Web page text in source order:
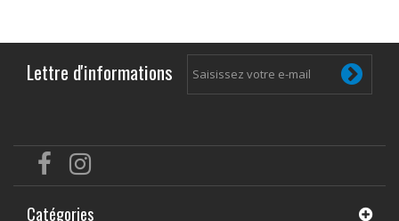
Lettre d'informations
Catégories